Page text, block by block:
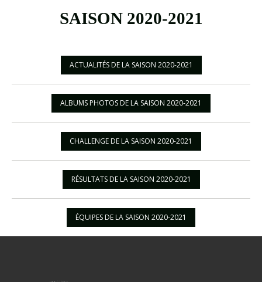
SAISON 2020-2021
ACTUALITÉS DE LA SAISON 2020-2021
ALBUMS PHOTOS DE LA SAISON 2020-2021
CHALLENGE DE LA SAISON 2020-2021
RÉSULTATS DE LA SAISON 2020-2021
ÉQUIPES DE LA SAISON 2020-2021